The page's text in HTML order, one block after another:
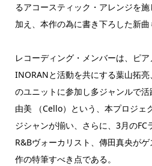
るアコースティック・アレンジを
加え、本作の為に書き下ろした新曲
レコーディング・メンバーは、ピ
INORANと活動を共にする葉山拓
のユニットに参加し多ジャンルで
由美 （Cello）という、本プロジェ
ジシャンが揃い、さらに、3月のFC
R&Bヴォーカリスト、傳田真央が
作の特筆すべき点である。